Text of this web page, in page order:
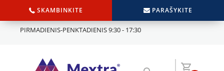
SKAMBINKITE PARAŠYKITE
PIRMADIENIS-PENKTADIENIS 9:30 - 17:30